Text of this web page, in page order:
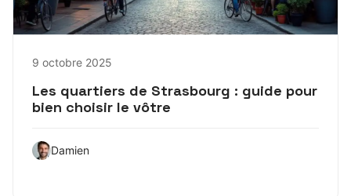
9 octobre 2025
Les quartiers de Strasbourg : guide pour
bien choisir le vôtre
Damien